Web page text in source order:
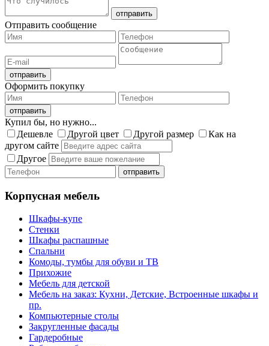
Отправить сообщение
Оформить покупку
Купил бы, но нужно...
Дешевле
Другой цвет Другой размер
Как на
другом сайте
Другое
Корпусная мебель
Шкафы-купе
Стенки
Шкафы распашные
Спальни
Комоды, тумбы для обуви и ТВ
Прихожие
Мебель для детской
Мебель на заказ: Кухни, Детские, Встроенные шкафы и
пр.
Компьютерные столы
Закругленные фасады
Гардеробные